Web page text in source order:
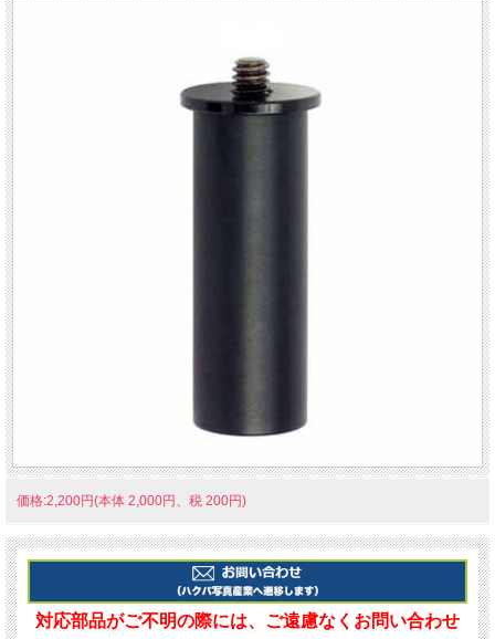
価格:2,200円(本体 2,000円、税 200円)
対応部品がご不明の際には、ご遠慮なくお問い合わせ